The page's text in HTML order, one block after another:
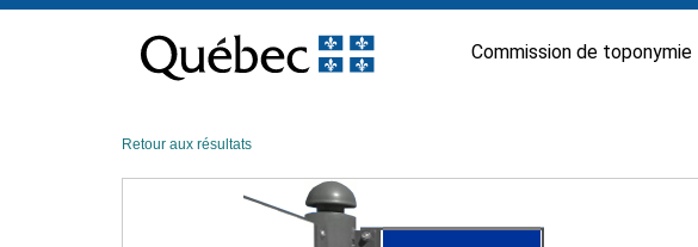
contenu
Commission de toponymie
Retour aux résultats